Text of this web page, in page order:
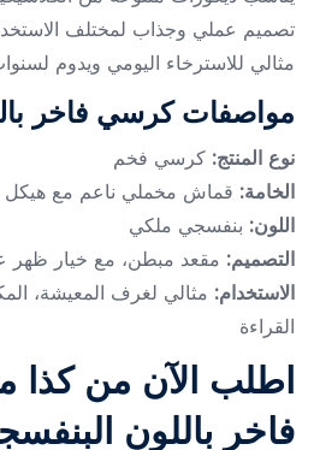
تصميم عملي وجذاب لمختلف
مثالي للاسترخاء اليومي ويدوم
مواصفات كرسي فاخر
نوع المنتج: كرسي فخم
الخامة: قماش مخملي ناعم مع
اللون: بنفسجي ملكي
التصميم: مقعد مبطن، مع خيار ظهر
الاستخدام: مثالي لغرف المعيشة،
القراءة
اطلب الآن من كذا
فاخر باللون